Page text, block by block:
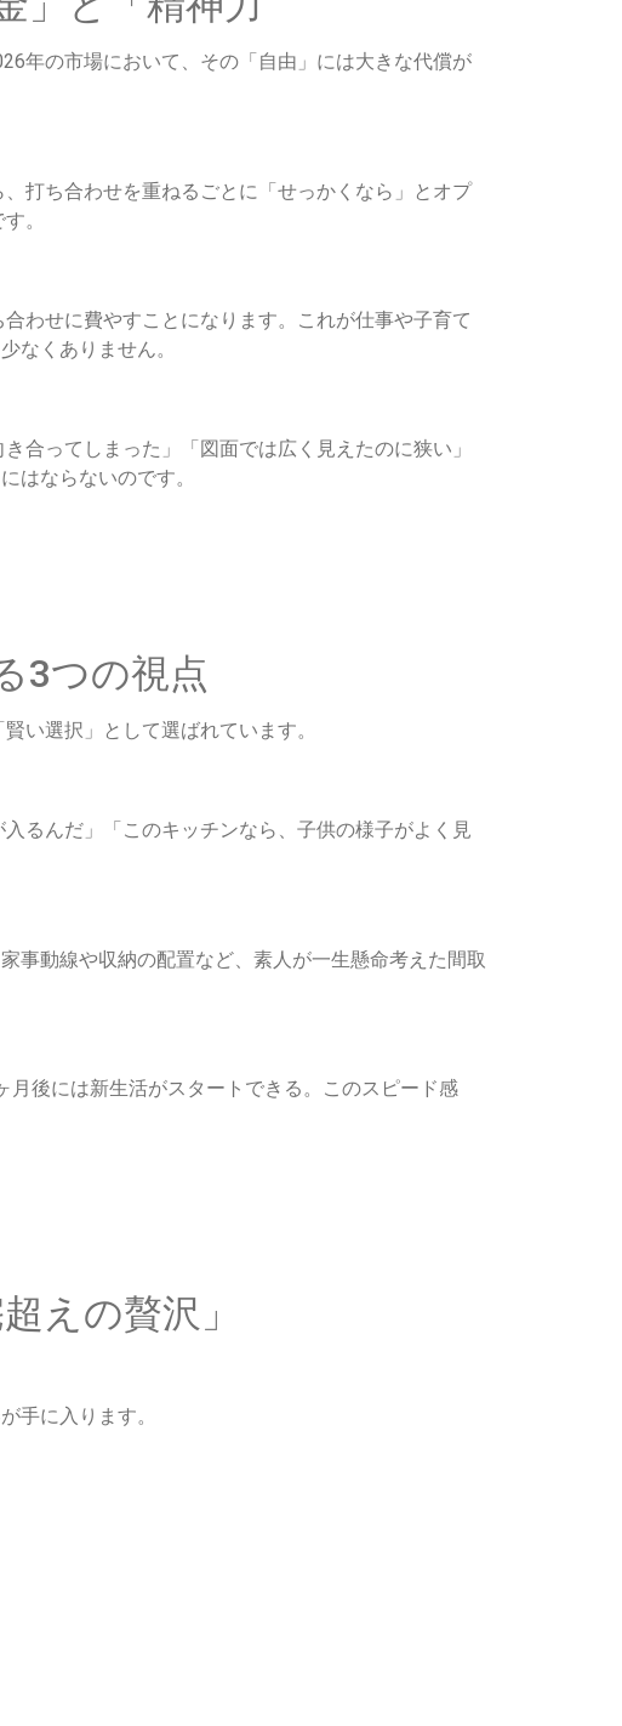
年の市場において、その「自由」には大きな代償が
打ち合わせを重ねるごとに「せっかくなら」とオプ
。
わせに費やすことになります。これが仕事や子育て
なくありません。
合ってしまった」「図面では広く見えたのに狭い」
はならないのです。
3つの視点
い選択」として選ばれています。
るんだ」「このキッチンなら、子供の様子がよく見
事動線や収納の配置など、素人が一生懸命考えた間取
後には新生活がスタートできる。このスピード感
えの贅沢」
手に入ります。